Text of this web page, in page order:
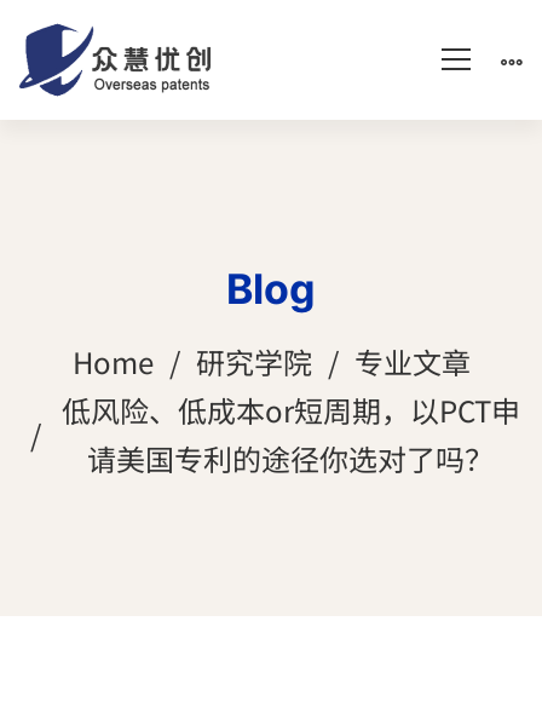
Blog
Home 研究学院
专业文章
低风险、低成本or短周期，以PCT申
请美国专利的途径你选对了吗？